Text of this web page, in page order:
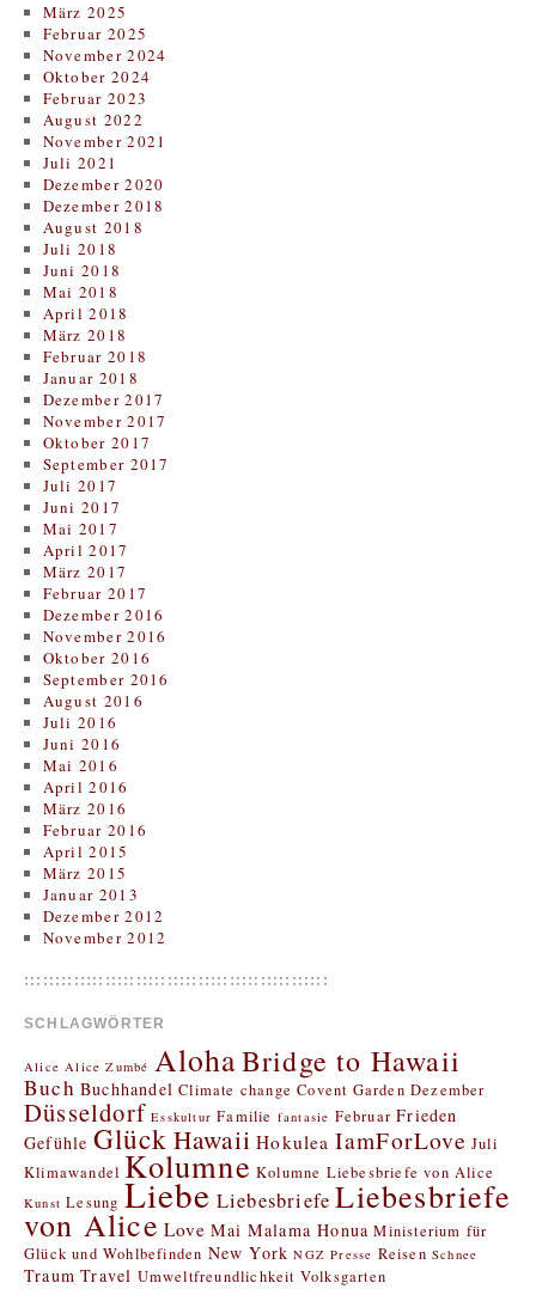
März 2025
Februar 2025
November 2024
Oktober 2024
Februar 2023
August 2022
November 2021
Juli 2021
Dezember 2020
Dezember 2018
August 2018
Juli 2018
Juni 2018
Mai 2018
April 2018
März 2018
Februar 2018
Januar 2018
Dezember 2017
November 2017
Oktober 2017
September 2017
Juli 2017
Juni 2017
Mai 2017
April 2017
März 2017
Februar 2017
Dezember 2016
November 2016
Oktober 2016
September 2016
August 2016
Juli 2016
Juni 2016
Mai 2016
April 2016
März 2016
Februar 2016
April 2015
März 2015
Januar 2013
Dezember 2012
November 2012
:::::::::::::::::::::::::::::::::::::::::::::::::
SCHLAGWÖRTER
Alice Alice Zumbé AlohaBridge to Hawaii
Buch Buchhandel Climate change Covent Garden Dezember
Düsseldorf Esskultur Familie fantasie Februar Frieden
Gefühle Glück Hawaii Hokulea IamForLove Juli
Klimawandel Kolumne Kolumne Liebesbriefe von Alice
Kunst Lesung Liebe Liebesbriefe Liebesbriefe
von Alice Love Mai Malama Honua Ministerium für
Glück und Wohlbefinden New York NGZ Presse Reisen Schnee
Traum Travel Umweltfreundlichkeit Volksgarten